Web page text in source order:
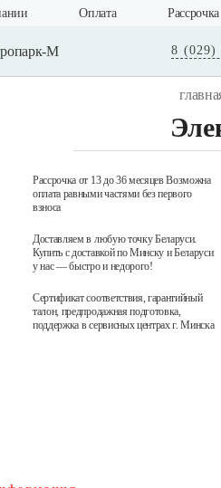
Оплата Рассрочка
8 (029)
Рассрочка от 13 до 36 месяцев Возможна
оплата равными частями без первого
взноса
Доставляем в любую точку Беларуси.
Купить с доставкой по Минску и Беларуси
у нас — быстро и недорого!
Сертификат соответствия, гарантийный
талон, предпродажная подготовка,
поддержка в сервисных центрах г. Минска